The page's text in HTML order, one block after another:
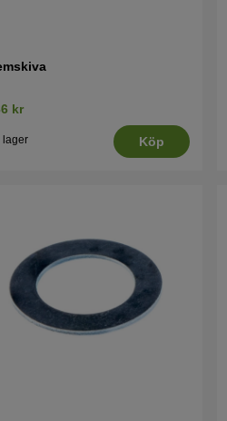
kr
I lager Köp